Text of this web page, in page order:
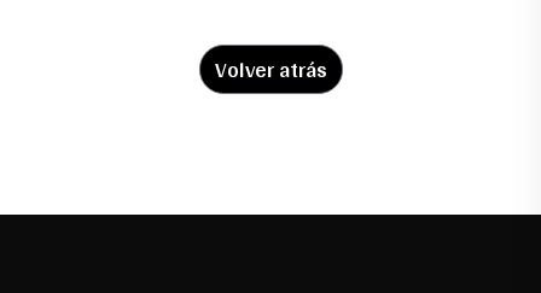
Volver atrás